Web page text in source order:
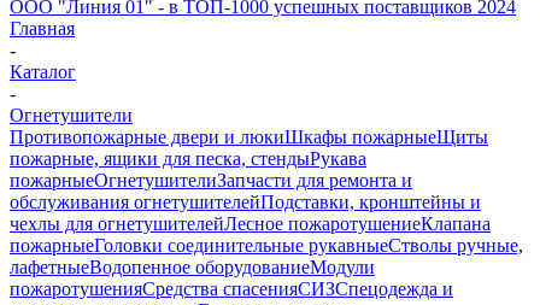
ООО "Линия 01" - в ТОП-1000 успешных поставщиков 2024
Главная
-
Каталог
-
Огнетушители
Противопожарные двери и люкиШкафы пожарныеЩиты
пожарные, ящики для песка, стендыРукава
пожарныеОгнетушителиЗапчасти для ремонта и
обслуживания огнетушителейПодставки, кронштейны и
чехлы для огнетушителейЛесное пожаротушениеКлапана
пожарныеГоловки соединительные рукавныеСтволы ручные,
лафетныеВодопенное оборудованиеМодули
пожаротушенияСредства спасенияСИЗСпецодежда и